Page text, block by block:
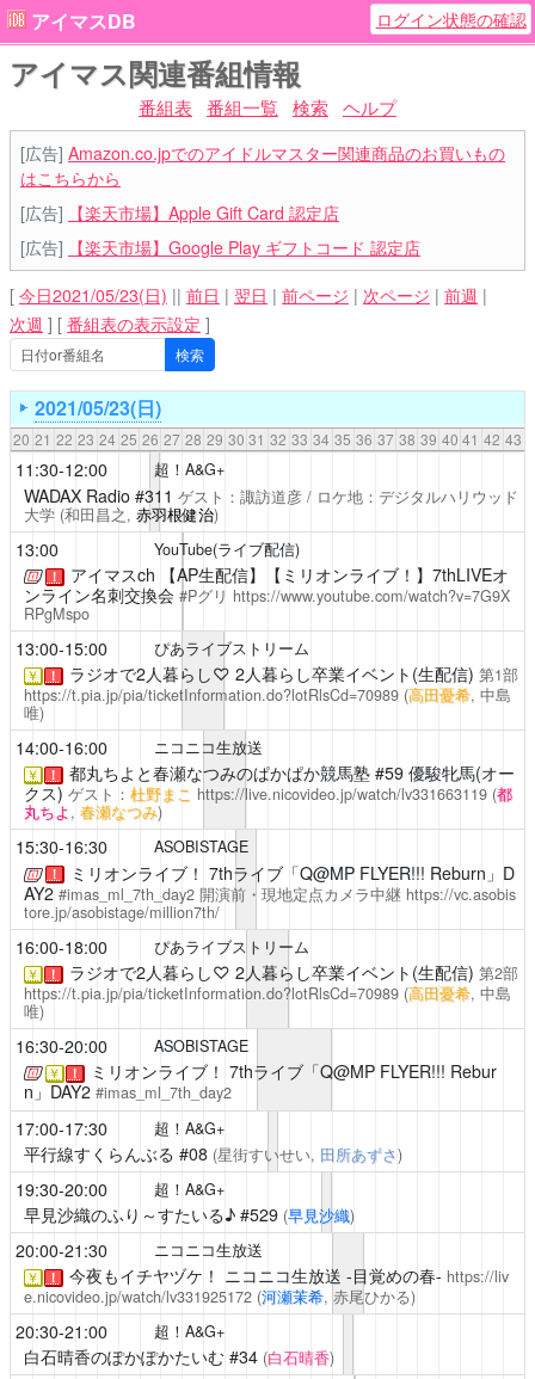
アイマスDB ログイン状態の確認
アイマス関連番組情報
番組表 番組一覧 検索 ヘルプ
[広告] Amazon.co.jpでのアイドルマスター関連商品のお買いもの
はこちらから
[広告]
【楽天市場】Apple Gift Card 認定店
[広告]
【楽天市場】Google Play ギフトコード 認定店
[ 今日2021/05/23(日) || 前日 | 翌日 | 前ページ | 次ページ | 前週 |
次週 ] [ 番組表の表示設定 ]
2021/05/23(日)
20 21 22 23 24 25 26 27 28 29 30 31 32 33 34 35 36 37 38 39 40 41 42 43
11:30-12:00 超！A&G+
WADAX Radio#311 ゲスト：諏訪道彦 / ロケ地：デジタルハリウッド
大学 (和田昌之, 赤羽根健治)
13:00 YouTube(ライブ配信)
！ アイマスch 【AP生配信】【ミリオンライブ！】7thLIVEオ
ンライン名刺交換会 #Pグリ https://www.youtube.com/watch?v=7G9X
RPgMspo
13:00-15:00 ぴあライブストリーム
￥ ！ ラジオで2人暮らし♡ 2人暮らし卒業イベント(生配信) 第1部
https://t.pia.jp/pia/ticketInformation.do?lotRlsCd=70989 (高田憂希, 中島
唯)
14:00-16:00 ニコニコ生放送
￥ ！ 都丸ちよと春瀬なつみのぱかぱか競馬塾#59 優駿牝馬(オー
クス) ゲスト： 杜野まこ https://live.nicovideo.jp/watch/lv331663119 (都
丸ちよ, 春瀬なつみ)
15:30-16:30 ASOBISTAGE
！
ミリオンライブ！ 7thライブ「Q@MP FLYER!!! Reburn」D
AY2 #imas_ml_7th_day2 開演前・現地定点カメラ中継 https://vc.asobis
tore.jp/asobistage/million7th/
16:00-18:00 ぴあライブストリーム
￥ ！ ラジオで2人暮らし♡ 2人暮らし卒業イベント(生配信) 第2部
https://t.pia.jp/pia/ticketInformation.do?lotRlsCd=70989 (高田憂希, 中島
唯)
16:30-20:00 ASOBISTAGE
￥ ！
ミリオンライブ！ 7thライブ「Q@MP FLYER!!! Rebur
n」DAY2 #imas_ml_7th_day2
17:00-17:30 超！A&G+
平行線すくらんぶる #08 (星街すいせい, 田所あずさ)
19:30-20:00 超！A&G+
早見沙織のふり～すたいる♪#529 (早見沙織)
20:00-21:30 ニコニコ生放送
￥ ！ 今夜もイチヤヅケ！ ニコニコ生放送 -目覚めの春- https://liv
e.nicovideo.jp/watch/lv331925172 (河瀬茉希, 赤尾ひかる)
20:30-21:00 超！A&G+
白石晴香のぽかぽかたいむ#34 (白石晴香)